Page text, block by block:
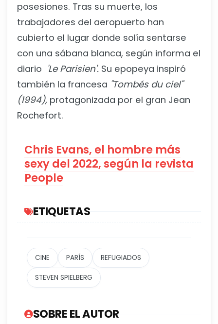
posesiones. Tras su muerte, los
trabajadores del aeropuerto han
cubierto el lugar donde solía sentarse
con una sábana blanca, según informa el
diario 'Le Parisien'. Su epopeya inspiró
también la francesa "Tombés du ciel"
(1994), protagonizada por el gran Jean
Rochefort.
Chris Evans, el hombre más
sexy del 2022, según la revista
People
ETIQUETAS
CINE PARÍS REFUGIADOS
STEVEN SPIELBERG
SOBRE EL AUTOR